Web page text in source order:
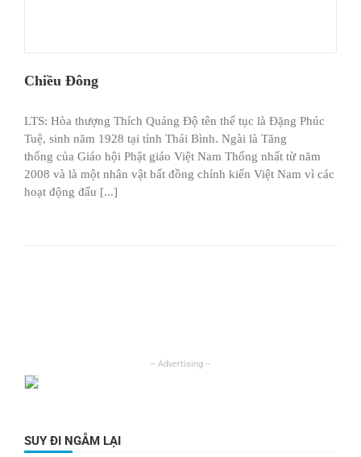
Chiều Đông
LTS: Hòa thượng Thích Quảng Độ tên thế tục là Đặng Phúc
Tuệ, sinh năm 1928 tại tỉnh Thái Bình. Ngài là Tăng
thống của Giáo hội Phật giáo Việt Nam Thống nhất từ năm
2008 và là một nhân vật bất đồng chính kiến Việt Nam vì các
hoạt động đấu [...]
SUY ĐI NGẪM LẠI